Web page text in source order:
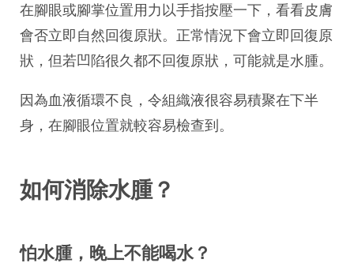
在腳眼或腳掌位置用力以手指按壓一下，看看皮膚
會否立即自然回復原狀。正常情況下會立即回復原
狀，但若凹陷很久都不回復原狀，可能就是水腫。
因為血液循環不良，令組織液很容易積聚在下半
身，在腳眼位置就較容易檢查到。
如何消除水腫？
怕水腫，晚上不能喝水？